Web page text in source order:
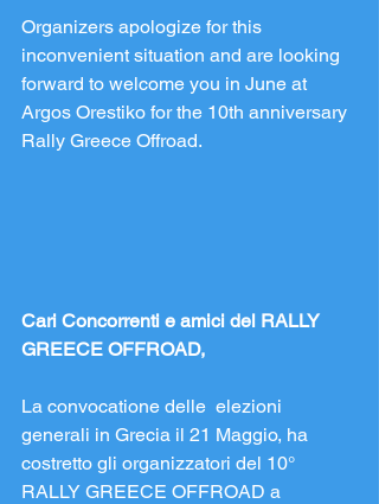
Organizers apologize for this
inconvenient situation and are looking
forward to welcome you in June at
Argos Orestiko for the 10th anniversary
Rally Greece Offroad.
Cari Concorrenti e amici del RALLY
GREECE OFFROAD,
La convocatione delle  elezioni
generali in Grecia il 21 Maggio, ha
costretto gli organizzatori del 10°
RALLY GREECE OFFROAD a